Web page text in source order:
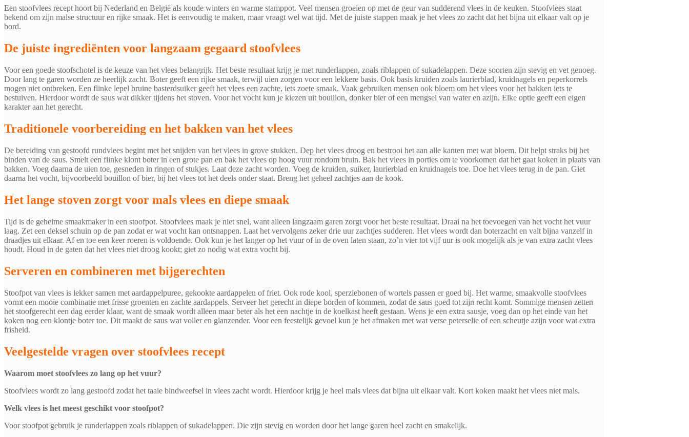
Een stoofvlees recept hoort bij Nederland en België als koude winters en warme stamppot. Veel mensen groeien op met de geur van sudderend vlees in de keuken. Stoofvlees staat
bekend om zijn malse structuur en rijke smaak. Het is eenvoudig te maken, maar vraagt wel wat tijd. Met de juiste stappen maak je het vlees zo zacht dat het bijna uit elkaar valt op je
bord.
De juiste ingrediënten voor langzaam gegaard stoofvlees
Voor een goede stoofschotel is de keuze van het vlees belangrijk. Het beste resultaat krijg je met runderlappen, zoals riblappen of sukadelappen. Deze soorten zijn stevig en vet genoeg.
Door lang te garen worden ze heerlijk zacht. Boter geeft een rijke smaak, terwijl uien zorgen voor een lekkere basis. Ook basis kruiden zoals laurierblad, kruidnagels en peperkorrels
mogen niet ontbreken. Een flinke lepel bruine basterdsuiker geeft het vlees een zachte, iets zoete smaak. Vaak gebruiken mensen ook bloem om het vlees voor het bakken iets te
bestuiven. Hierdoor wordt de saus wat dikker tijdens het stoven. Voor het vocht kun je kiezen uit bouillon, donker bier of een mengsel van water en azijn. Elke optie geeft een eigen
karakter aan het gerecht.
Traditionele voorbereiding en het bakken van het vlees
De bereiding van gestoofd rundvlees begint met het snijden van het vlees in grove stukken. Dep het vlees droog en bestrooi het aan alle kanten met wat bloem. Dit helpt straks bij het
binden van de saus. Smelt een flinke klont boter in een grote pan en bak het vlees op hoog vuur rondom bruin. Bak het vlees in porties om te voorkomen dat het gaat koken in plaats van
bakken. Voeg daarna de uien toe, gesneden in ringen of stukjes. Laat deze zacht worden. Voeg de kruiden, suiker, laurierblad en kruidnagels toe. Doe het vlees terug in de pan. Giet
daarna het vocht, bijvoorbeeld bouillon of bier, bij het vlees tot het deels onder staat. Breng het geheel zachtjes aan de kook.
Het lange stoven zorgt voor mals vlees en diepe smaak
Tijd is de geheime smaakmaker in een stoofpot. Stoofvlees maak je niet snel, want alleen langzaam garen zorgt voor het beste resultaat. Draai na het toevoegen van het vocht het vuur
laag. Zet een deksel schuin op de pan zodat er wat vocht kan ontsnappen. Laat het vervolgens zeker drie uur zachtjes sudderen. Het vlees wordt dan boterzacht en valt bijna vanzelf in
draadjes uit elkaar. Af en toe een keer roeren is voldoende. Ook kun je het langer op het vuur of in de oven laten staan, zo’n vier tot vijf uur is ook mogelijk als je van extra zacht vlees
houdt. Houd in de gaten dat het vlees niet droog kookt; giet zo nodig wat extra vocht bij.
Serveren en combineren met bijgerechten
Stoofpot van vlees is lekker samen met aardappelpuree, gekookte aardappelen of friet. Ook rode kool, sperziebonen of wortels passen er goed bij. Het warme, smaakvolle stoofvlees
vormt een mooie combinatie met frisse groenten en zachte aardappels. Serveer het gerecht in diepe borden of kommen, zodat de saus goed tot zijn recht komt. Sommige mensen zetten
het stoofgerecht een dag eerder klaar, want de smaak wordt alleen maar beter als het een nachtje in de koelkast heeft gestaan. Wens je een extra sausje, voeg dan op het einde van het
koken nog een klontje boter toe. Dit maakt de saus wat voller en glanzender. Voor een feestelijk gevoel kun je het afmaken met wat verse peterselie of een scheutje azijn voor wat extra
frisheid.
Veelgestelde vragen over stoofvlees recept
Waarom moet stoofvlees zo lang op het vuur?
Stoofvlees wordt zo lang gestoofd zodat het taaie bindweefsel in vlees zacht wordt. Hierdoor krijg je heel mals vlees dat bijna uit elkaar valt. Kort koken maakt het vlees niet mals.
Welk vlees is het meest geschikt voor stoofpot?
Voor stoofpot gebruik je runderlappen zoals riblappen of sukadelappen. Die zijn stevig en worden door het lange garen heel zacht en smakelijk.